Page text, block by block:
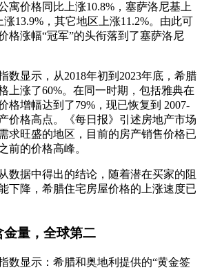
寓价格同比上涨10.8%，塞萨洛尼基上
13.9%，其它地区上涨11.2%。由此可
格涨幅“冠军”的头衔落到了塞萨洛尼
数显示，从2018年初到2023年底，希腊
上涨了60%。在同一时期，包括雅典在
格增幅达到了79%，现已恢复到 2007-
价格高点。《每日报》引述房地产市场
求旺盛的地区，目前的房产销售价格已
前的价格高峰。
数据中得出的结论，随着潜在买家的阻
下降，希腊住宅房屋价格的上涨速度已
金量，全球第二
数显示：希腊和奥地利提供的“黄金签